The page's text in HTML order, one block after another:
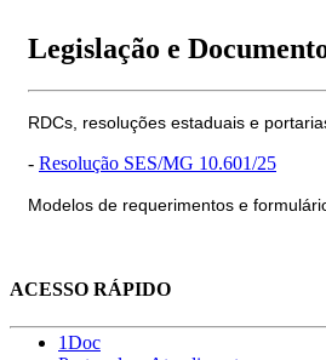
Legislação e
RDCs, resoluções estaduais e
- Resolução SES/MG 10.601/25
Modelos de requerimentos e
ACESSO RÁPIDO
1Doc